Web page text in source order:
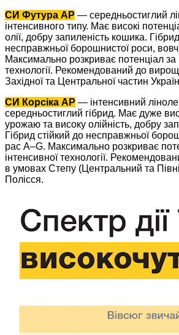
СИ Футура АР — середньостиглий
інтенсивного типу. Має високі
олії, добру запиленість кошика.
несправжньої борошнистої роси,
Максимально розкриває потенціал за
технології. Рекомендований до
Західної та Центральної частин
СИ Корсіка АР — інтенсивний
середньостиглий гібрид. Має дуже
урожаю та високу олійність, добру
Гібрид стійкий до несправжньої
рас A–G. Максимально розкриває
інтенсивної технології.
в умовах Степу (Центральний та
Полісся.